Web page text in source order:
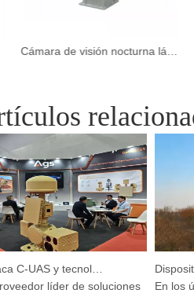
Cámara de visión nocturna láser de largo alcance infrarroja para Harbor Cámara para acuicultura
Argustec destaca C-UAS y tecnología térmica de vanguardia en KL
líder de soluciones
En los